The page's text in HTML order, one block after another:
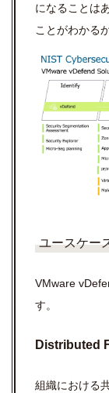
になることは
ことがわかる
ユースケー
VMware
す。
Distributed
組織における